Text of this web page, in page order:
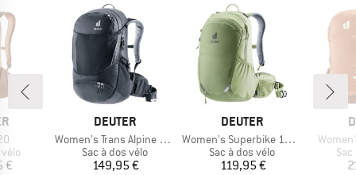
€
MARQUE
DEUTER
Article
Women's Trans Alpine 22 SL
Product group
Sac à dos vélo
Prix
149,95 €
MARQUE
DEUTER
Article
Women's Superbike 16 SL
Product group
Sac à dos vélo
Prix
119,95 €
Article